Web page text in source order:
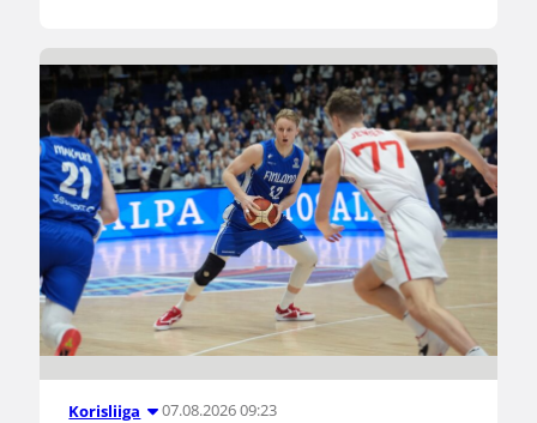
Korisliiga 07.08.2026 09:23